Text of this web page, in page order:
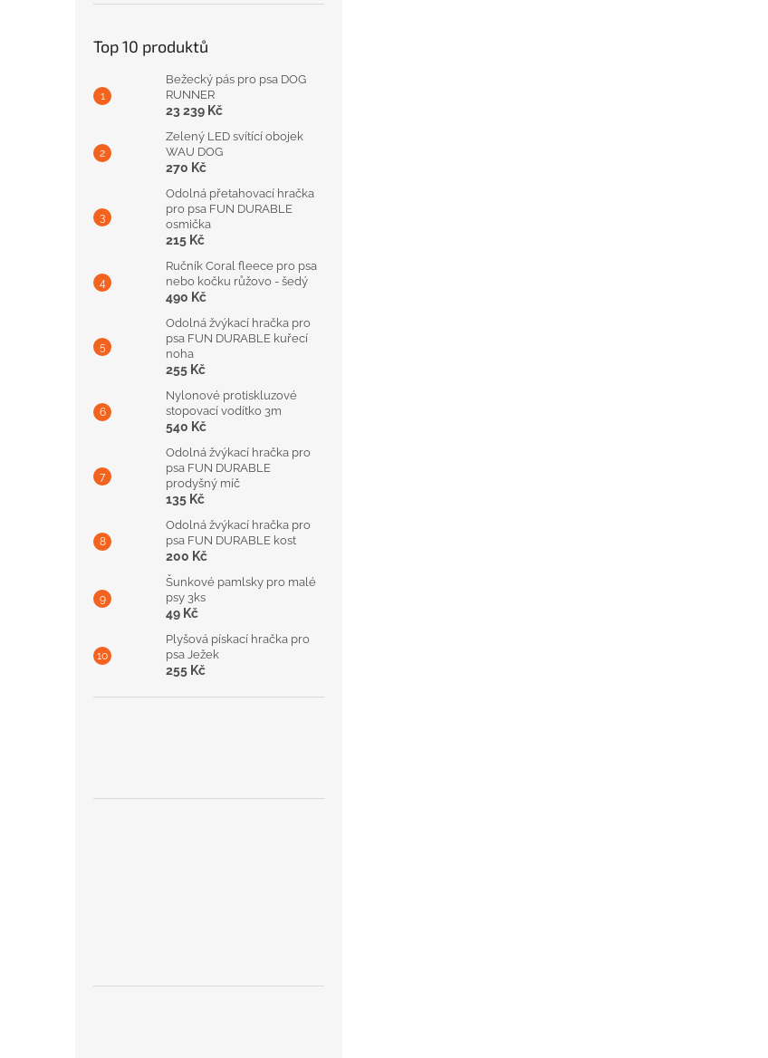
Top 10 produktů
Bežecký pás pro psa DOG
RUNNER
23 239 Kč
Zelený LED svítící obojek
WAU DOG
270 Kč
Odolná přetahovací hračka
pro psa FUN DURABLE
osmička
215 Kč
Ručník Coral fleece pro psa
nebo kočku růžovo - šedý
490 Kč
Odolná žvýkací hračka pro
psa FUN DURABLE kuřecí
noha
255 Kč
Nylonové protiskluzové
stopovací vodítko 3m
540 Kč
Odolná žvýkací hračka pro
psa FUN DURABLE
prodyšný míč
135 Kč
Odolná žvýkací hračka pro
psa FUN DURABLE kost
200 Kč
Šunkové pamlsky pro malé
psy 3ks
49 Kč
Plyšová pískací hračka pro
psa Ježek
255 Kč